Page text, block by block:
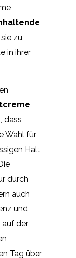
zu
in ihrer
dass
Wahl für
Halt
durch
auch
und
auf der
Tag über